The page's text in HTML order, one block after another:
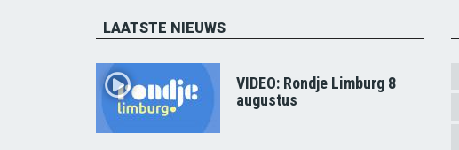
LAATSTE NIEUWS
VIDEO: Rondje Limburg 8
augustus